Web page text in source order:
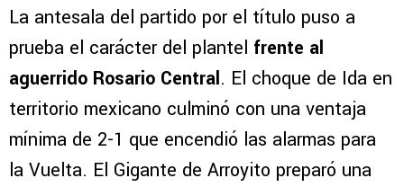
La antesala del partido por el título puso a
prueba el carácter del plantel frente al
aguerrido Rosario Central. El choque de Ida en
territorio mexicano culminó con una ventaja
mínima de 2-1 que encendió las alarmas para
la Vuelta. El Gigante de Arroyito preparó una